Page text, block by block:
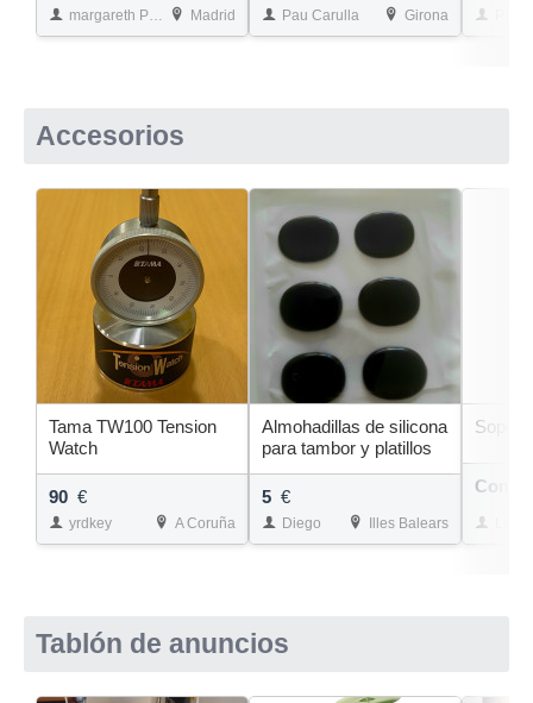
margareth PEREIRA DIAS Madrid Pau Carulla Girona
Accesorios
Tama TW100 Tension
Watch
90 €
yrdkey A Coruña
Almohadillas de silicona
para tambor y platillos
5 €
Diego Illes Balears
Tablón de anuncios